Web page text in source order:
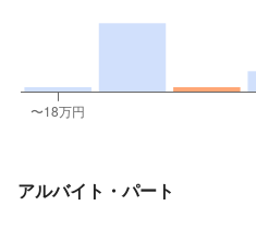
アルバイト・パート